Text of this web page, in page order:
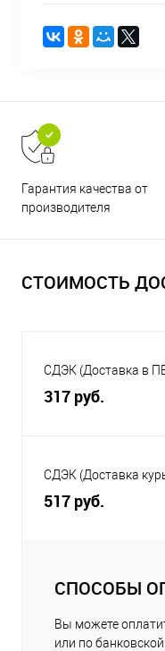
Гарантия качества от
производителя
СТОИМОСТЬ
СДЭК (Доставка в
317 руб.
СДЭК (Доставка
517 руб.
СПОСОБЫ
Вы можете
или по